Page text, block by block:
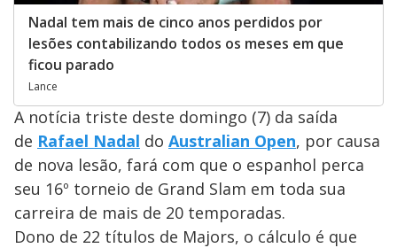
Nadal tem mais de cinco anos perdidos por
lesões contabilizando todos os meses em que
ficou parado
Lance
A notícia triste deste domingo (7) da saída
de Rafael Nadal do Australian Open, por causa
de nova lesão, fará com que o espanhol perca
seu 16º torneio de Grand Slam em toda sua
carreira de mais de 20 temporadas.
Dono de 22 títulos de Majors, o cálculo é que